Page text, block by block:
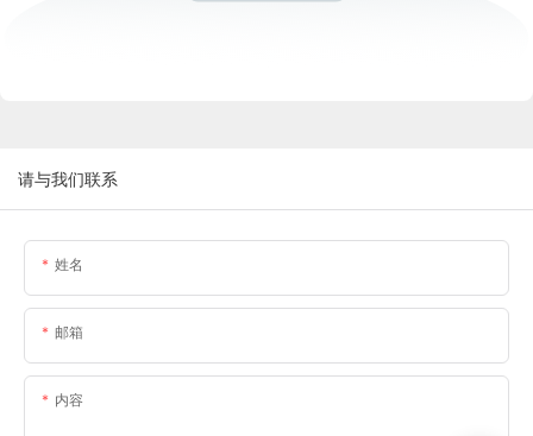
请与我们联系
姓名
邮箱
内容